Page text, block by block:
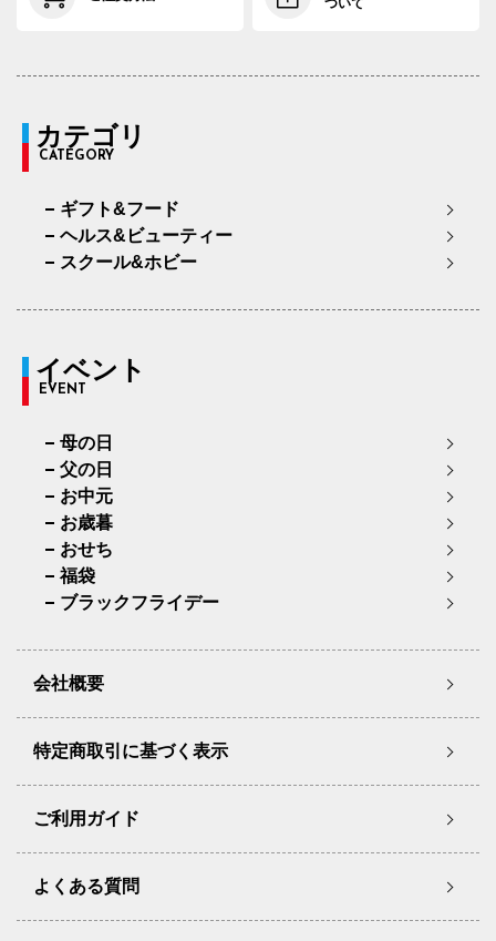
ついて
カテゴリ
CATEGORY
ギフト&フード
ヘルス&ビューティー
スクール&ホビー
イベント
EVENT
母の日
父の日
お中元
お歳暮
おせち
福袋
ブラックフライデー
会社概要
特定商取引に基づく表示
ご利用ガイド
よくある質問